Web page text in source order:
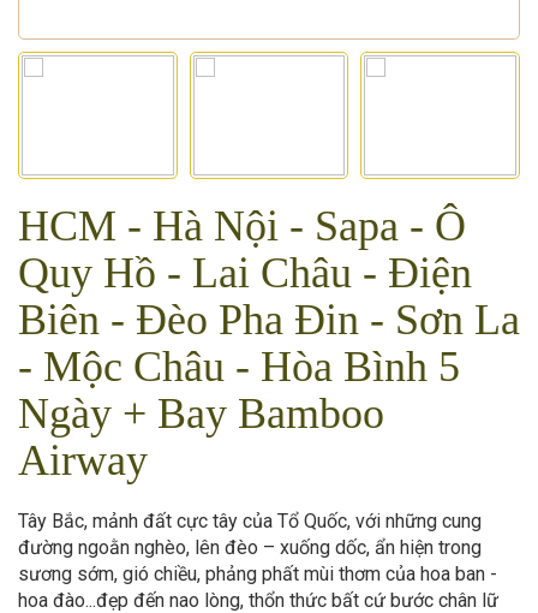
HCM - Hà Nội - Sapa - Ô
Quy Hồ - Lai Châu - Điện
Biên - Đèo Pha Đin - Sơn La
- Mộc Châu - Hòa Bình 5
Ngày + Bay Bamboo
Airway
Tây Bắc, mảnh đất cực tây của Tổ Quốc, với những cung
đường ngoằn nghèo, lên đèo – xuống dốc, ẩn hiện trong
sương sớm, gió chiều, phảng phất mùi thơm của hoa ban -
hoa đào...đẹp đến nao lòng, thổn thức bất cứ bước chân lữ